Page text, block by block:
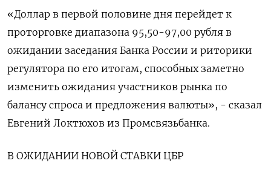
«Доллар в первой половине дня перейдет к
проторговке диапазона 95,50-97,00 рубля в
ожидании заседания Банка России и риторики
регулятора по его итогам, способных заметно
изменить ожидания участников рынка по
балансу спроса и предложения валюты», - сказал
Евгений Локтюхов из Промсвязьбанка.
В ОЖИДАНИИ НОВОЙ СТАВКИ ЦБР